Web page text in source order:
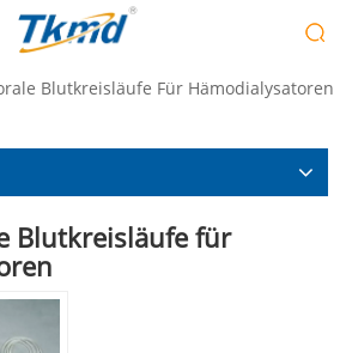
Blutkreisläufe Für Hämodialysatoren
Blutkreisläufe für